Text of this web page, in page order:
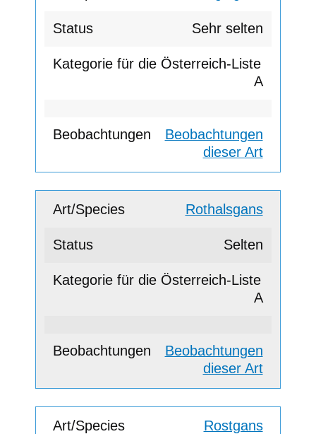
Sehr selten
A
Beobachtungen
dieser Art
Rothalsgans
Selten
A
Beobachtungen
dieser Art
Rostgans